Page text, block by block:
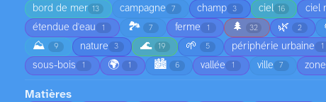
bord de mer 13 campagne 7 champ 3 ciel 16 ciel
étendue d'eau 1 🏞️ 7 ferme 1 🌲 32 🌿 2
⛰️ 9 nature 3 🌊 19 🌱 5 périphérie urbaine 1
sous-bois 1 🌍 1 🏙️ 6 vallée 1 ville 7
Matières